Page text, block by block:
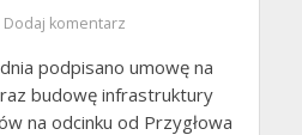
Dodaj komentarz
podpisano umowę na
budowę infrastruktury
na odcinku od Przygłowa